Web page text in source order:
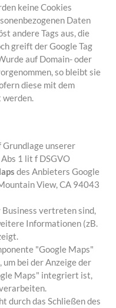
keine Cookies
Daten
andere Tags aus, die
greift der Google Tag
auf Domain- oder
so bleibt sie
diese mit dem
werden.
unserer
1 lit f DSGVO
des Anbieters Google
View, CA 94043
vertreten sind,
Informationen (zB.
"Google Maps"
bei der Anzeige der
Maps" integriert ist,
durch das Schließen des